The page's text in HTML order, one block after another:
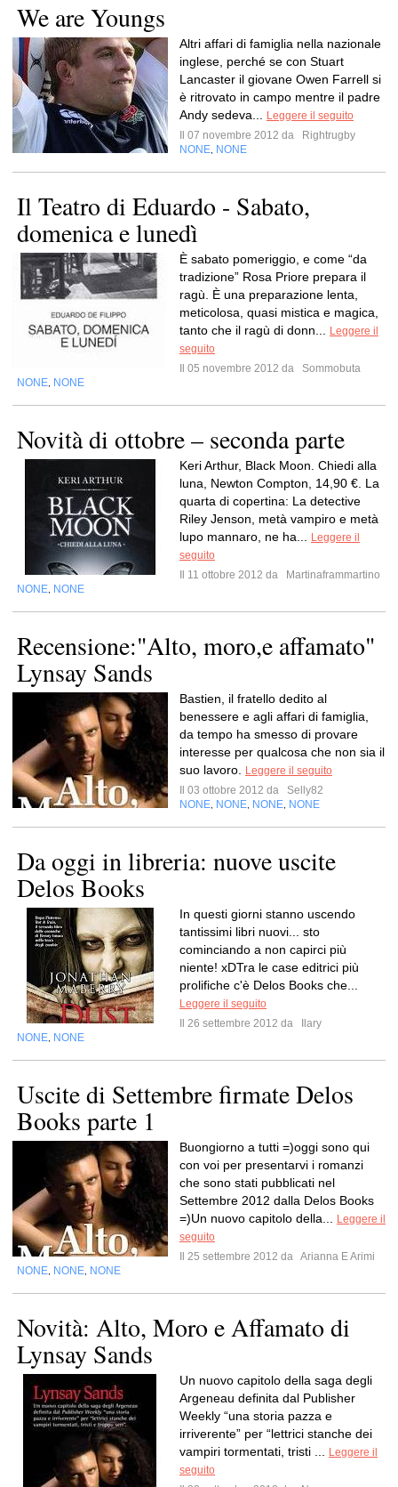
We are Youngs
Altri affari di famiglia nella nazionale
inglese, perché se con Stuart
Lancaster il giovane Owen Farrell si
è ritrovato in campo mentre il padre
Andy sedeva...
Leggere il seguito
Il 07 novembre 2012 da
Rightrugby
NONE NONE
Il Teatro di Eduardo - Sabato,
domenica e lunedì
È sabato pomeriggio, e come “da
tradizione” Rosa Priore prepara il
ragù. È una preparazione lenta,
meticolosa, quasi mistica e magica,
tanto che il ragù di donn...
Leggere il
seguito
Il 05 novembre 2012 da
Sommobuta
NONE NONE
Novità di ottobre – seconda parte
Keri Arthur, Black Moon. Chiedi alla
luna, Newton Compton, 14,90 €. La
quarta di copertina: La detective
Riley Jenson, metà vampiro e metà
lupo mannaro, ne ha...
Leggere il
seguito
Il 11 ottobre 2012 da
Martinaframmartino
NONE NONE
Recensione:"Alto, moro,e affamato"
Lynsay Sands
Bastien, il fratello dedito al
benessere e agli affari di famiglia,
da tempo ha smesso di provare
interesse per qualcosa che non sia il
suo lavoro.
Leggere il seguito
Il 03 ottobre 2012 da
Selly82
NONE NONE NONE NONE
Da oggi in libreria: nuove uscite
Delos Books
In questi giorni stanno uscendo
tantissimi libri nuovi... sto
cominciando a non capirci più
niente! xDTra le case editrici più
prolifiche c'è Delos Books che...
Leggere il seguito
Il 26 settembre 2012 da
Ilary
NONE NONE
Uscite di Settembre firmate Delos
Books parte 1
Buongiorno a tutti =)oggi sono qui
con voi per presentarvi i romanzi
che sono stati pubblicati nel
Settembre 2012 dalla Delos Books
=)Un nuovo capitolo della...
Leggere il
seguito
Il 25 settembre 2012 da Arianna E Arimi
NONE NONE NONE
Novità: Alto, Moro e Affamato di
Lynsay Sands
Un nuovo capitolo della saga degli
Argeneau definita dal Publisher
Weekly “una storia pazza e
irriverente” per “lettrici stanche dei
vampiri tormentati, tristi ...
Leggere il
seguito